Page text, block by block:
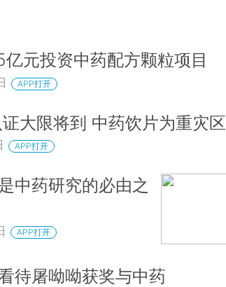
元投资中药配方颗粒项目
APP打开
大限将到 中药饮片为重灾区
APP打开
中药研究的必由之
APP打开
待屠呦呦获奖与中药